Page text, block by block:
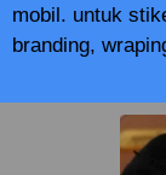
mobil. untuk
branding,